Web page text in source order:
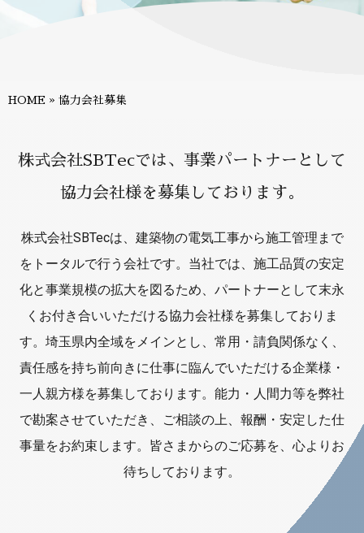
HOME » 協力会社募集
株式会社SBTecでは、事業パートナーとして
協力会社様を募集しております。
株式会社SBTecは、建築物の電気工事から施工管理まで
をトータルで行う会社です。当社では、施工品質の安定
化と事業規模の拡大を図るため、パートナーとして末永
くお付き合いいただける協力会社様を募集しておりま
す。埼玉県内全域をメインとし、常用・請負関係なく、
責任感を持ち前向きに仕事に臨んでいただける企業様・
一人親方様を募集しております。能力・人間力等を弊社
で勘案させていただき、ご相談の上、報酬・安定した仕
事量をお約束します。皆さまからのご応募を、心よりお
待ちしております。